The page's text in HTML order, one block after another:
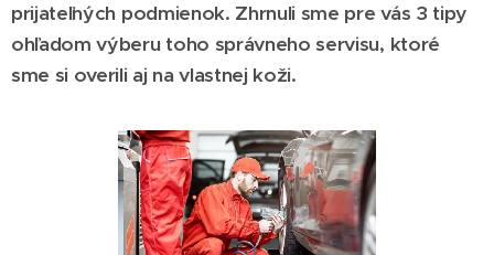
prijateľných podmienok. Zhrnuli sme pre vás 3 tipy
ohľadom výberu toho správneho servisu, ktoré
sme si overili aj na vlastnej koži.